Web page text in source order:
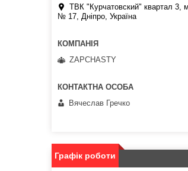
ТВК "Курчатовский" квартал 3,
№ 17, Дніпро, Україна
ZAPCHASTY
Вячеслав Гречко
Графік роботи